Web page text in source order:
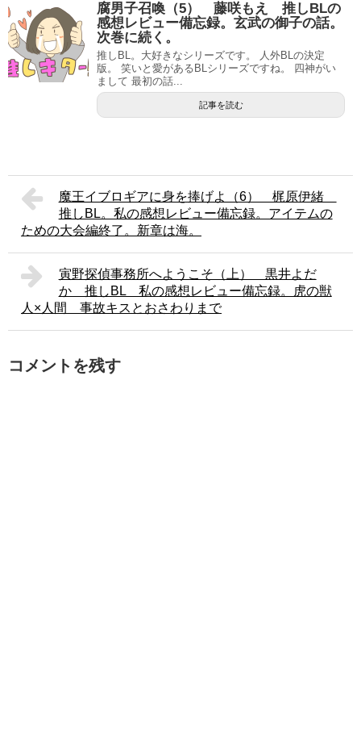
腐男子召喚（5） 藤咲もえ 推しBLの
感想レビュー備忘録。玄武の御子の話。
次巻に続く。
推しBL。大好きなシリーズです。 人外BLの決定
版。 笑いと愛があるBLシリーズですね。 四神がい
まして 最初の話...
記事を読む
魔王イブロギアに身を捧げよ（6） 梶原伊緒
推しBL。私の感想レビュー備忘録。アイテムの
ための大会編終了。新章は海。
寅野探偵事務所へようこそ（上） 黒井よだ
か 推しBL 私の感想レビュー備忘録。虎の獣
人×人間 事故キスとおさわりまで
コメントを残す